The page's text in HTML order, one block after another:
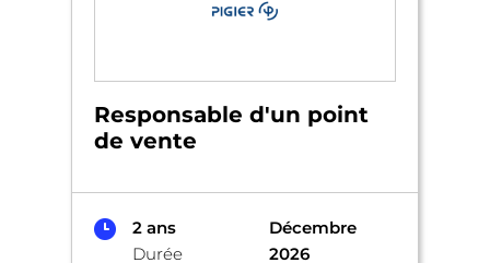
Responsable d'un point
de vente
2 ans
Durée
Décembre
2026